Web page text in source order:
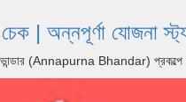
চেক | অন্নপূর্ণা
ভান্ডার (Annapurna Bhandar)